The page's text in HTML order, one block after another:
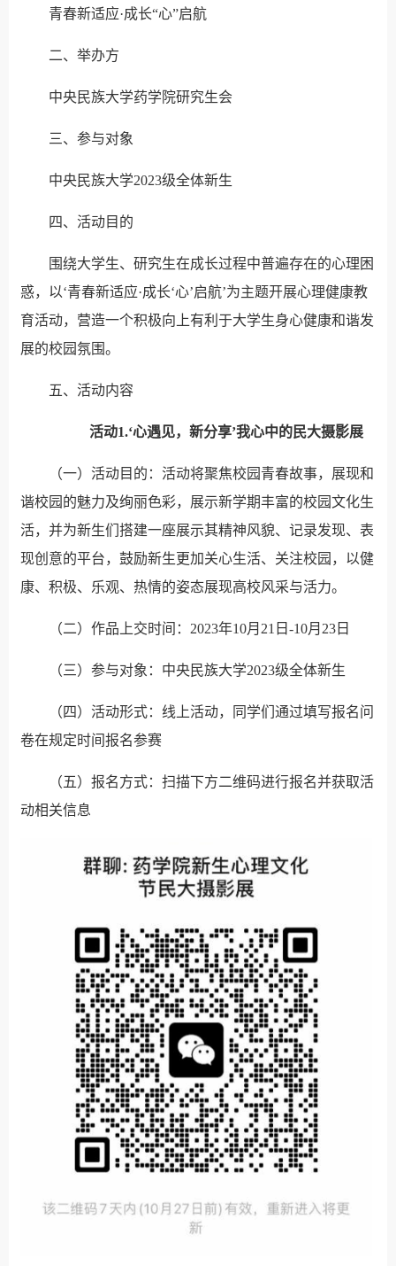
青春新适应·成长“心”启航
二、举办方
中央民族大学药学院研究生会
三、参与对象
中央民族大学2023级全体新生
四、活动目的
围绕大学生、研究生在成长过程中普遍存在的心理困
惑，以‘青春新适应·成长‘心’启航’为主题开展心理健康教
育活动，营造一个积极向上有利于大学生身心健康和谐发
展的校园氛围。
五、活动内容
活动1.‘心遇见，新分享’我心中的民大摄影展
（一）活动目的：活动将聚焦校园青春故事，展现和
谐校园的魅力及绚丽色彩，展示新学期丰富的校园文化生
活，并为新生们搭建一座展示其精神风貌、记录发现、表
现创意的平台，鼓励新生更加关心生活、关注校园，以健
康、积极、乐观、热情的姿态展现高校风采与活力。
（二）作品上交时间：2023年10月21日-10月23日
（三）参与对象：中央民族大学2023级全体新生
（四）活动形式：线上活动，同学们通过填写报名问
卷在规定时间报名参赛
（五）报名方式：扫描下方二维码进行报名并获取活
动相关信息